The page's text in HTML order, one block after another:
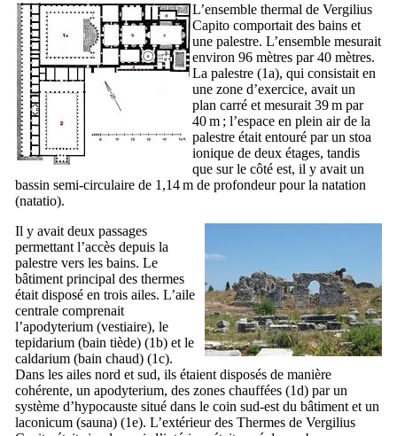
L’ensemble thermal de Vergilius
Capito comportait des bains et
une palestre. L’ensemble mesurait
environ 96 mètres par 40 mètres.
La palestre (1a), qui consistait en
une zone d’exercice, avait un
plan carré et mesurait 39 m par
40 m ; l’espace en plein air de la
palestre était entouré par un stoa
ionique de deux étages, tandis
que sur le côté est, il y avait un
bassin semi-circulaire de 1,14 m de profondeur pour la natation
(natatio).
Il y avait deux passages
permettant l’accès depuis la
palestre vers les bains. Le
bâtiment principal des thermes
était disposé en trois ailes. L’aile
centrale comprenait
l’apodyterium (vestiaire), le
tepidarium (bain tiède) (1b) et le
caldarium (bain chaud) (1c).
Dans les ailes nord et sud, ils étaient disposés de manière
cohérente, un apodyterium, des zones chauffées (1d) par un
système d’hypocauste situé dans le coin sud-est du bâtiment et un
laconicum (sauna) (1e). L’extérieur des Thermes de Vergilius